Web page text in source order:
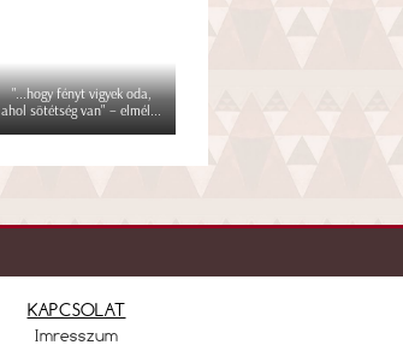
"...hogy fényt vigyek oda,
ahol sötétség van" – elmél...
KAPCSOLAT
Imresszum